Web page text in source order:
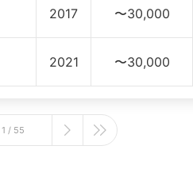
2017 〜30,000
2021 〜30,000
1 / 55